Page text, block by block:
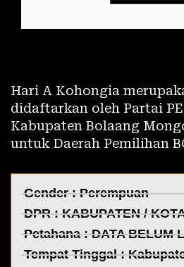
Hari A Kohongia
didaftarkan oleh Partai
Kabupaten Bolaang
untuk Daerah Pemilihan
Gender : Perempuan
DPR :KABUPATEN /
Petahana : DATA BELUM
Tempat Tinggal :